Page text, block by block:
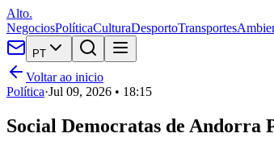
Alto.
NegociosPolíticaCulturaDesportoTransportes
PT
Voltar ao inicio
Política·Jul 09, 2026 • 18:15
Social Democratas de Andorra